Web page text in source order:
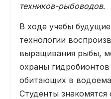
техников-рыбоводов.
В ходе учебы
технологии
выращивания рыбы,
охраны
обитающих в
Студенты знакомятся